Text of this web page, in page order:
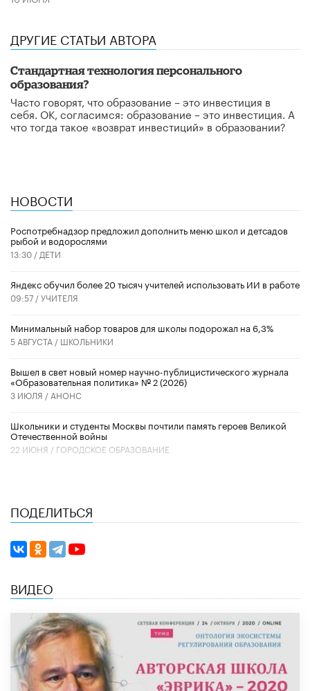
ДРУГИЕ СТАТЬИ АВТОРА
Стандартная технология персонального
образования?
Часто говорят, что образование – это инвестиция в
себя. ОК, согласимся: образование – это инвестиция. А
что тогда такое «возврат инвестиций» в образовании?
НОВОСТИ
Роспотребнадзор предложил дополнить меню школ и детсадов
рыбой и водорослями
13:30 / ДЕТИ
​Яндекс обучил более 20 тысяч учителей использовать ИИ в работе
09:57 /УЧИТЕЛЯ
Минимальный набор товаров для школы подорожал на 6,3%
5 АВГУСТА / ШКОЛЬНИКИ
Вышел в свет новый номер научно-публицистического журнала
«Образовательная политика» № 2 (2026)
3 ИЮЛЯ / АНОНС
Школьники и студенты Москвы почтили память героев Великой
Отечественной войны
22 ИЮНЯ / ГОРОДСКОЕ ОБРАЗОВАНИЕ
ПОДЕЛИТЬСЯ
ВИДЕО